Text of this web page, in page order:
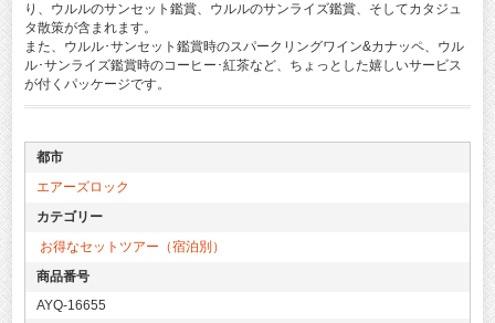
り、ウルルのサンセット鑑賞、ウルルのサンライズ鑑賞、そしてカタジュ
タ散策が含まれます。
また、ウルル･サンセット鑑賞時のスパークリングワイン&カナッペ、ウル
ル･サンライズ鑑賞時のコーヒー･紅茶など、ちょっとした嬉しいサービス
が付くパッケージです。
都市
エアーズロック
カテゴリー
お得なセットツアー（宿泊別）
商品番号
AYQ-16655